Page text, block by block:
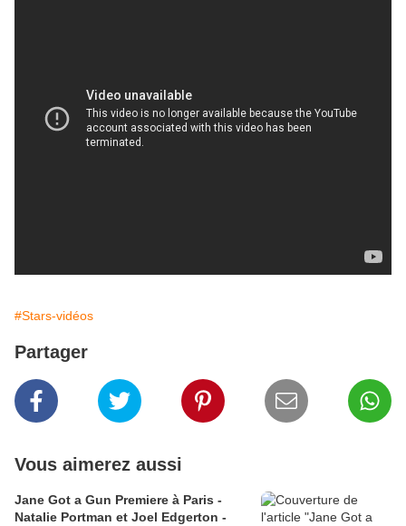
#Stars-vidéos
Partager
Vous aimerez aussi
Jane Got a Gun Premiere à Paris -
Natalie Portman et Joel Edgerton -